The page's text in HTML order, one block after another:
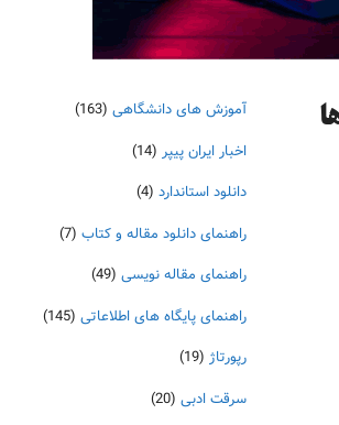
آموزش های دانشگاهی (163)
اخبار ایران پیپر (14)
دانلود استاندارد (4)
راهنمای دانلود مقاله و کتاب (7)
راهنمای مقاله نویسی (49)
راهنمای پایگاه های اطلاعاتی (145)
رپورتاژ (19)
سرقت ادبی (20)